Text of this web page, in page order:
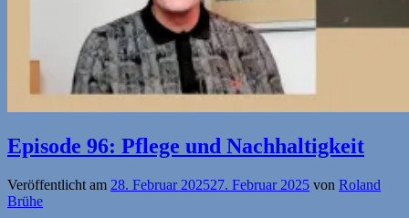
Episode 96: Pflege und Nachhaltigkeit
Veröffentlicht am 28. Februar 202527. Februar 2025 von Roland
Brühe